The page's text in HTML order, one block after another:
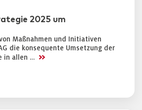
2025 um
Maßnahmen und Initiativen
die konsequente Umsetzung der
in allen … >>